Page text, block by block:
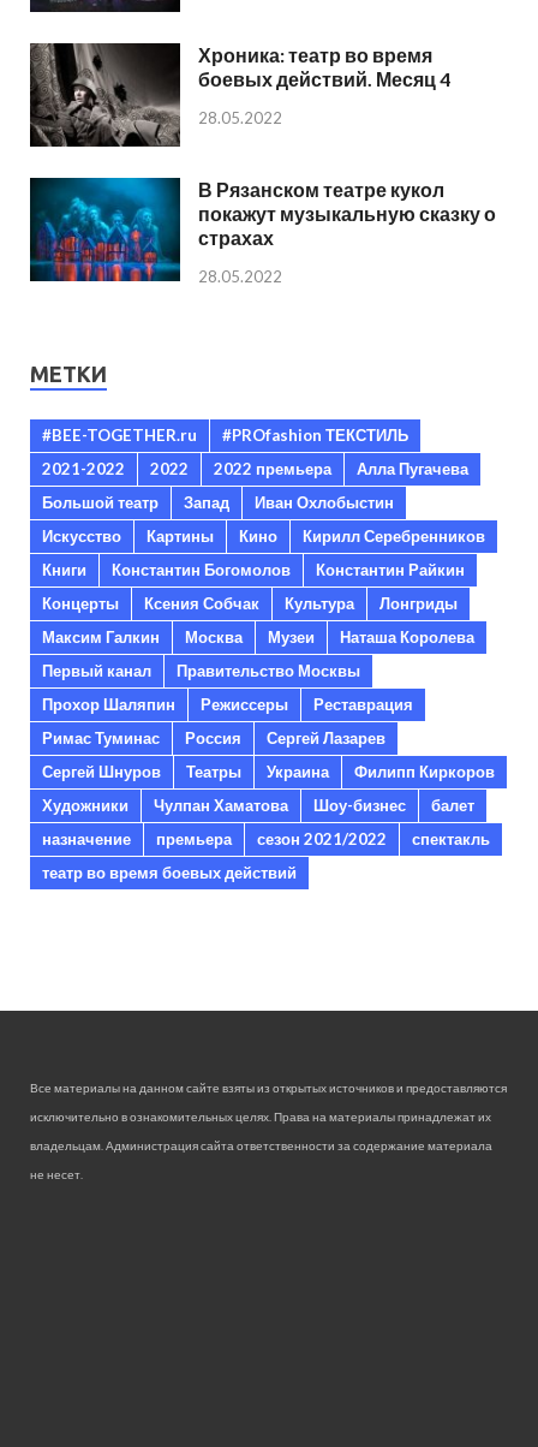
Хроника: театр во время
боевых действий. Месяц 4
28.05.2022
В Рязанском театре кукол
покажут музыкальную сказку о
страхах
28.05.2022
МЕТКИ
#BEE-TOGETHER.ru
#PROfashion ТЕКСТИЛЬ
2021-2022
2022 2022 премьера
Алла Пугачева
Большой театр
Запад
Иван Охлобыстин
Искусство
Картины Кино
Кирилл Серебренников
Книги
Константин Богомолов
Константин Райкин
Концерты
Ксения Собчак Культура
Лонгриды
Максим Галкин
Москва Музеи
Наташа Королева
Первый канал
Правительство Москвы
Прохор Шаляпин
Режиссеры
Реставрация
Римас Туминас
Россия
Сергей Лазарев
Сергей Шнуров
Театры Украина
Филипп Киркоров
Художники
Чулпан Хаматова Шоу-бизнес
балет
назначение
премьера сезон 2021/2022
спектакль
театр во время боевых действий
Все материалы на данном сайте взяты из открытых источников и предоставляются
исключительно в ознакомительных целях. Права на материалы принадлежат их
владельцам. Администрация сайта ответственности за содержание материала
не несет.